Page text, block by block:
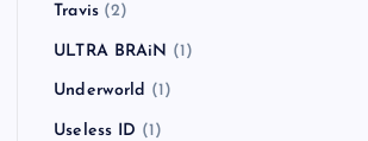
Travis(2)
ULTRA BRAiN (1)
Underworld (1)
Useless ID (1)